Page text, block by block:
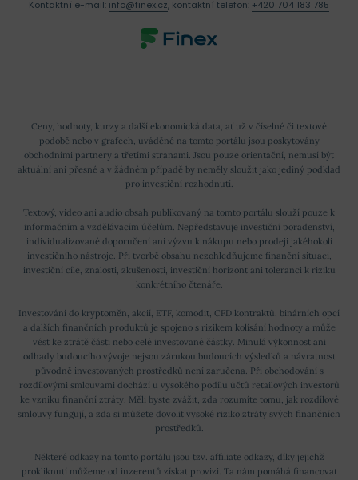
Ceny, hodnoty, kurzy a další ekonomická data, ať už v číselné či textové
podobě nebo v grafech, uváděné na tomto portálu jsou poskytovány
obchodními partnery a třetími stranami. Jsou pouze orientační, nemusí být
aktuální ani přesné a v žádném případě by neměly sloužit jako jediný podklad
pro investiční rozhodnutí.
Textový, video ani audio obsah publikovaný na tomto portálu slouží pouze k
informačním a vzdělávacím účelům. Nepředstavuje investiční poradenství,
individualizované doporučení ani výzvu k nákupu nebo prodeji jakéhokoli
investičního nástroje. Při tvorbě obsahu nezohledňujeme finanční situaci,
investiční cíle, znalosti, zkušenosti, investiční horizont ani toleranci k riziku
konkrétního čtenáře.
Investování do kryptoměn, akcií, ETF, komodit, CFD kontraktů, binárních opcí
a dalších finančních produktů je spojeno s rizikem kolísání hodnoty a může
vést ke ztrátě části nebo celé investované částky. Minulá výkonnost ani
odhady budoucího vývoje nejsou zárukou budoucích výsledků a návratnost
původně investovaných prostředků není zaručena. Při obchodování s
rozdílovými smlouvami dochází u vysokého podílu účtů retailových investorů
ke vzniku finanční ztráty. Měli byste zvážit, zda rozumíte tomu, jak rozdílové
smlouvy fungují, a zda si můžete dovolit vysoké riziko ztráty svých finančních
prostředků.
Některé odkazy na tomto portálu jsou tzv. affiliate odkazy, díky jejichž
prokliknutí můžeme od inzerentů získat provizi. Ta nám pomáhá financovat
Kontaktní e-mail: info@finex.cz, kontaktní telefon: +420 704 183 785